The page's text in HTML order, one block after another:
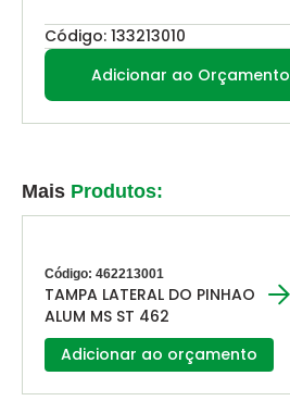
Código: 133213010
Adicionar ao Orçamento
Mais Produtos:
Código: 462213001
TAMPA LATERAL DO PINHAO
ALUM MS ST 462
Adicionar ao orçamento